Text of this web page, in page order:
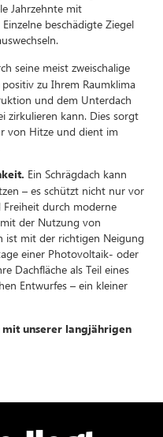
Jahrzehnte mit
beschädigte Ziegel
seine meist zweischalige
zu Ihrem Raumklima
und dem Unterdach
zirkulieren kann. Dies sorgt
von Hitze und dient im
Ein Schrägdach kann
– es schützt nicht nur vor
Freiheit durch moderne
der Nutzung von
ist mit der richtigen Neigung
einer Photovoltaik- oder
Dachfläche als Teil eines
Entwurfes – ein kleiner
mit unserer langjährigen